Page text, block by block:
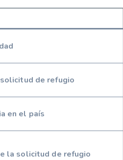
de refugio
en el país
la solicitud de refugio